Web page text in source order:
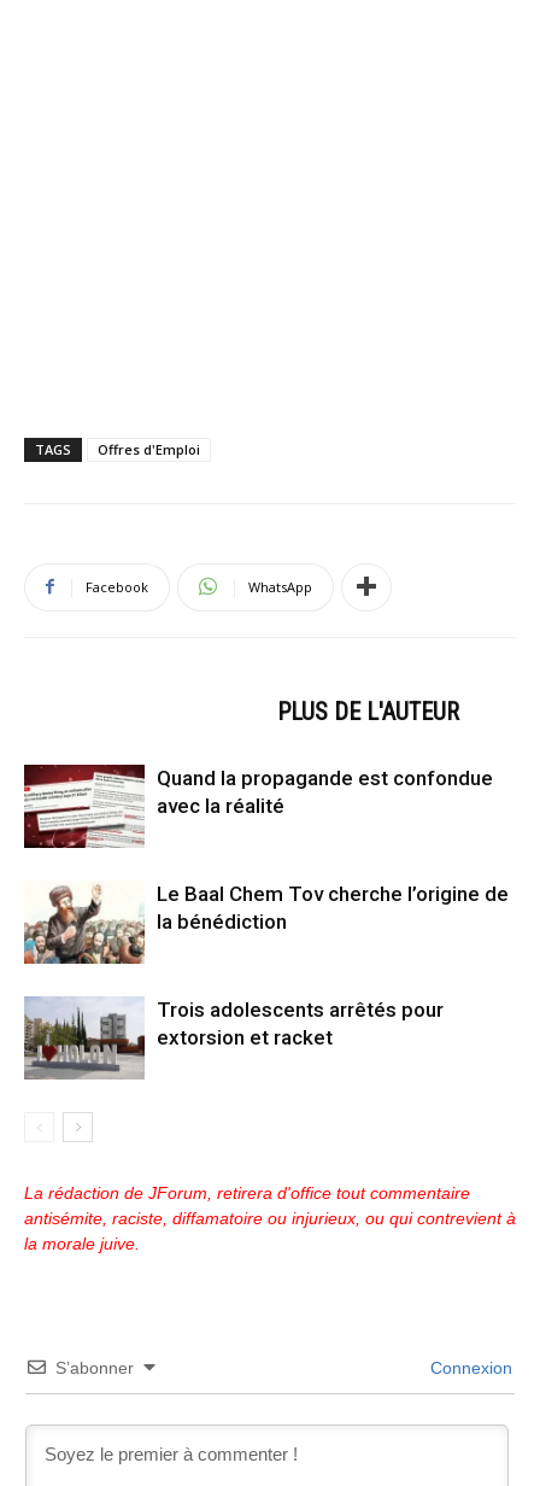
TAGS Offres d'Emploi
Facebook WhatsApp
PLUS DE L'AUTEUR
Quand la propagande est confondue
avec la réalité
Le Baal Chem Tov cherche l’origine de
la bénédiction
Trois adolescents arrêtés pour
extorsion et racket
La rédaction de JForum, retirera d'office tout commentaire
antisémite, raciste, diffamatoire ou injurieux, ou qui contrevient à
la morale juive.
S’abonner Connexion